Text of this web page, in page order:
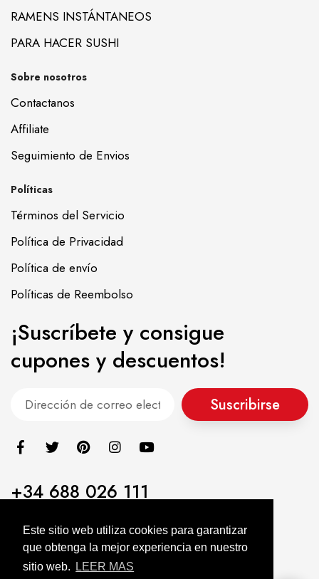
Este sitio web utiliza cookies para garantizar
que obtenga la mejor experiencia en nuestro
sitio web.
LEER MAS
RAMENS INSTÁNTANEOS
PARA HACER SUSHI
Sobre nosotros
Contactanos
Affiliate
Seguimiento de Envios
Políticas
Términos del Servicio
Política de Privacidad
Política de envío
Políticas de Reembolso
¡Suscríbete y consigue
cupones y descuentos!
Suscribirse
+34 688 026 111
Alimentación Asiatica KIMJIA © 2022. All Rights Reserved